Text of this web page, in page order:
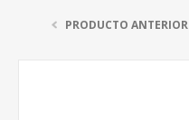
PRODUCTO ANTERIOR